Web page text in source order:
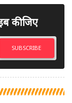
कीजिए
SUBSCRIBE